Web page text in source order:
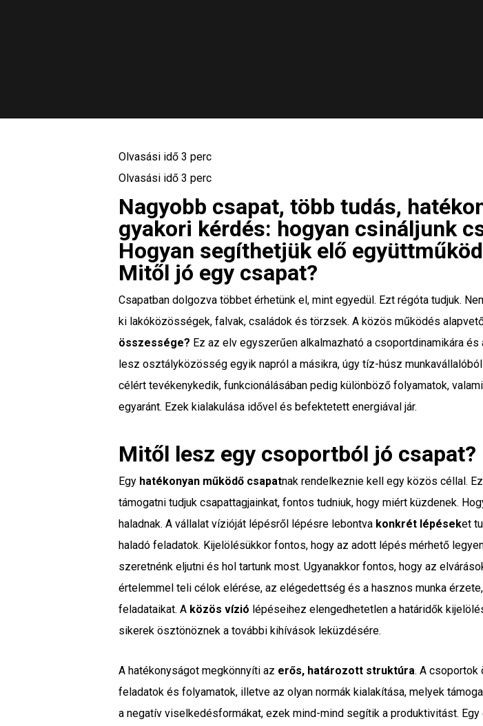
Olvasási idő 3 perc
Olvasási idő 3 perc
Nagyobb csapat, több tudás,
gyakori kérdés: hogyan csináljunk
Hogyan segíthetjük elő
Mitől jó egy csapat?
Csapatban dolgozva többet érhetünk el, mint egyedül. Ezt régóta tudjuk.
ki lakóközösségek, falvak, családok és törzsek. A közös működés
összessége? Ez az elv egyszerűen alkalmazható a csoportdinamikára
lesz osztályközösség egyik napról a másikra, úgy tíz-húsz
célért tevékenykedik, funkcionálásában pedig különböző folyamatok,
egyaránt. Ezek kialakulása idővel és befektetett energiával jár.
Mitől lesz egy csoportból jó csapat?
Egy hatékonyan működő csapatnak rendelkeznie kell egy közös céllal.
támogatni tudjuk csapattagjainkat, fontos tudniuk, hogy miért küzdenek.
haladnak. A vállalat vízióját lépésről lépésre lebontva konkrét lépéseket
haladó feladatok. Kijelölésükkor fontos, hogy az adott lépés mérhető
szeretnénk eljutni és hol tartunk most. Ugyanakkor fontos, hogy az
értelemmel teli célok elérése, az elégedettség és a hasznos munka
feladataikat. A közös vízió lépéseihez elengedhetetlen a határidők
sikerek ösztönöznek a további kihívások leküzdésére.
A hatékonyságot megkönnyíti az erős, határozott struktúra. A csoportok
feladatok és folyamatok, illetve az olyan normák kialakítása, melyek
a negatív viselkedésformákat, ezek mind-mind segítik a produktivitást.